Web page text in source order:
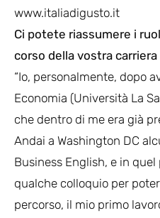
www.italiadigusto.it
Ci potete riassumere i
corso della vostra
“Io, personalmente, dopo
Economia (Università La
che dentro di me era già
Andai a Washington DC
Business English, e in
qualche colloquio per
percorso, il mio primo